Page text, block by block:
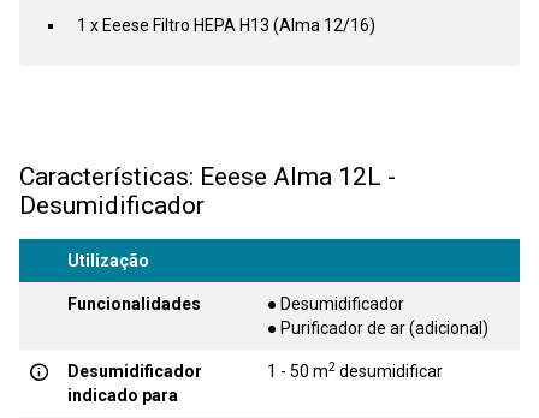
1 x Eeese Filtro HEPA H13 (Alma 12/16)
Características: Eeese Alma 12L -
Desumidificador
Utilização
Funcionalidades
● Desumidificador
● Purificador de ar (adicional)
Desumidificador
indicado para
1 - 50 m2 desumidificar